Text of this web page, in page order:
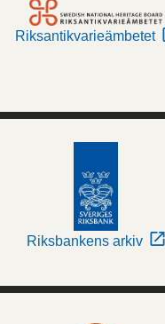
Riksantikvarieämbetet
Riksbankens arkiv